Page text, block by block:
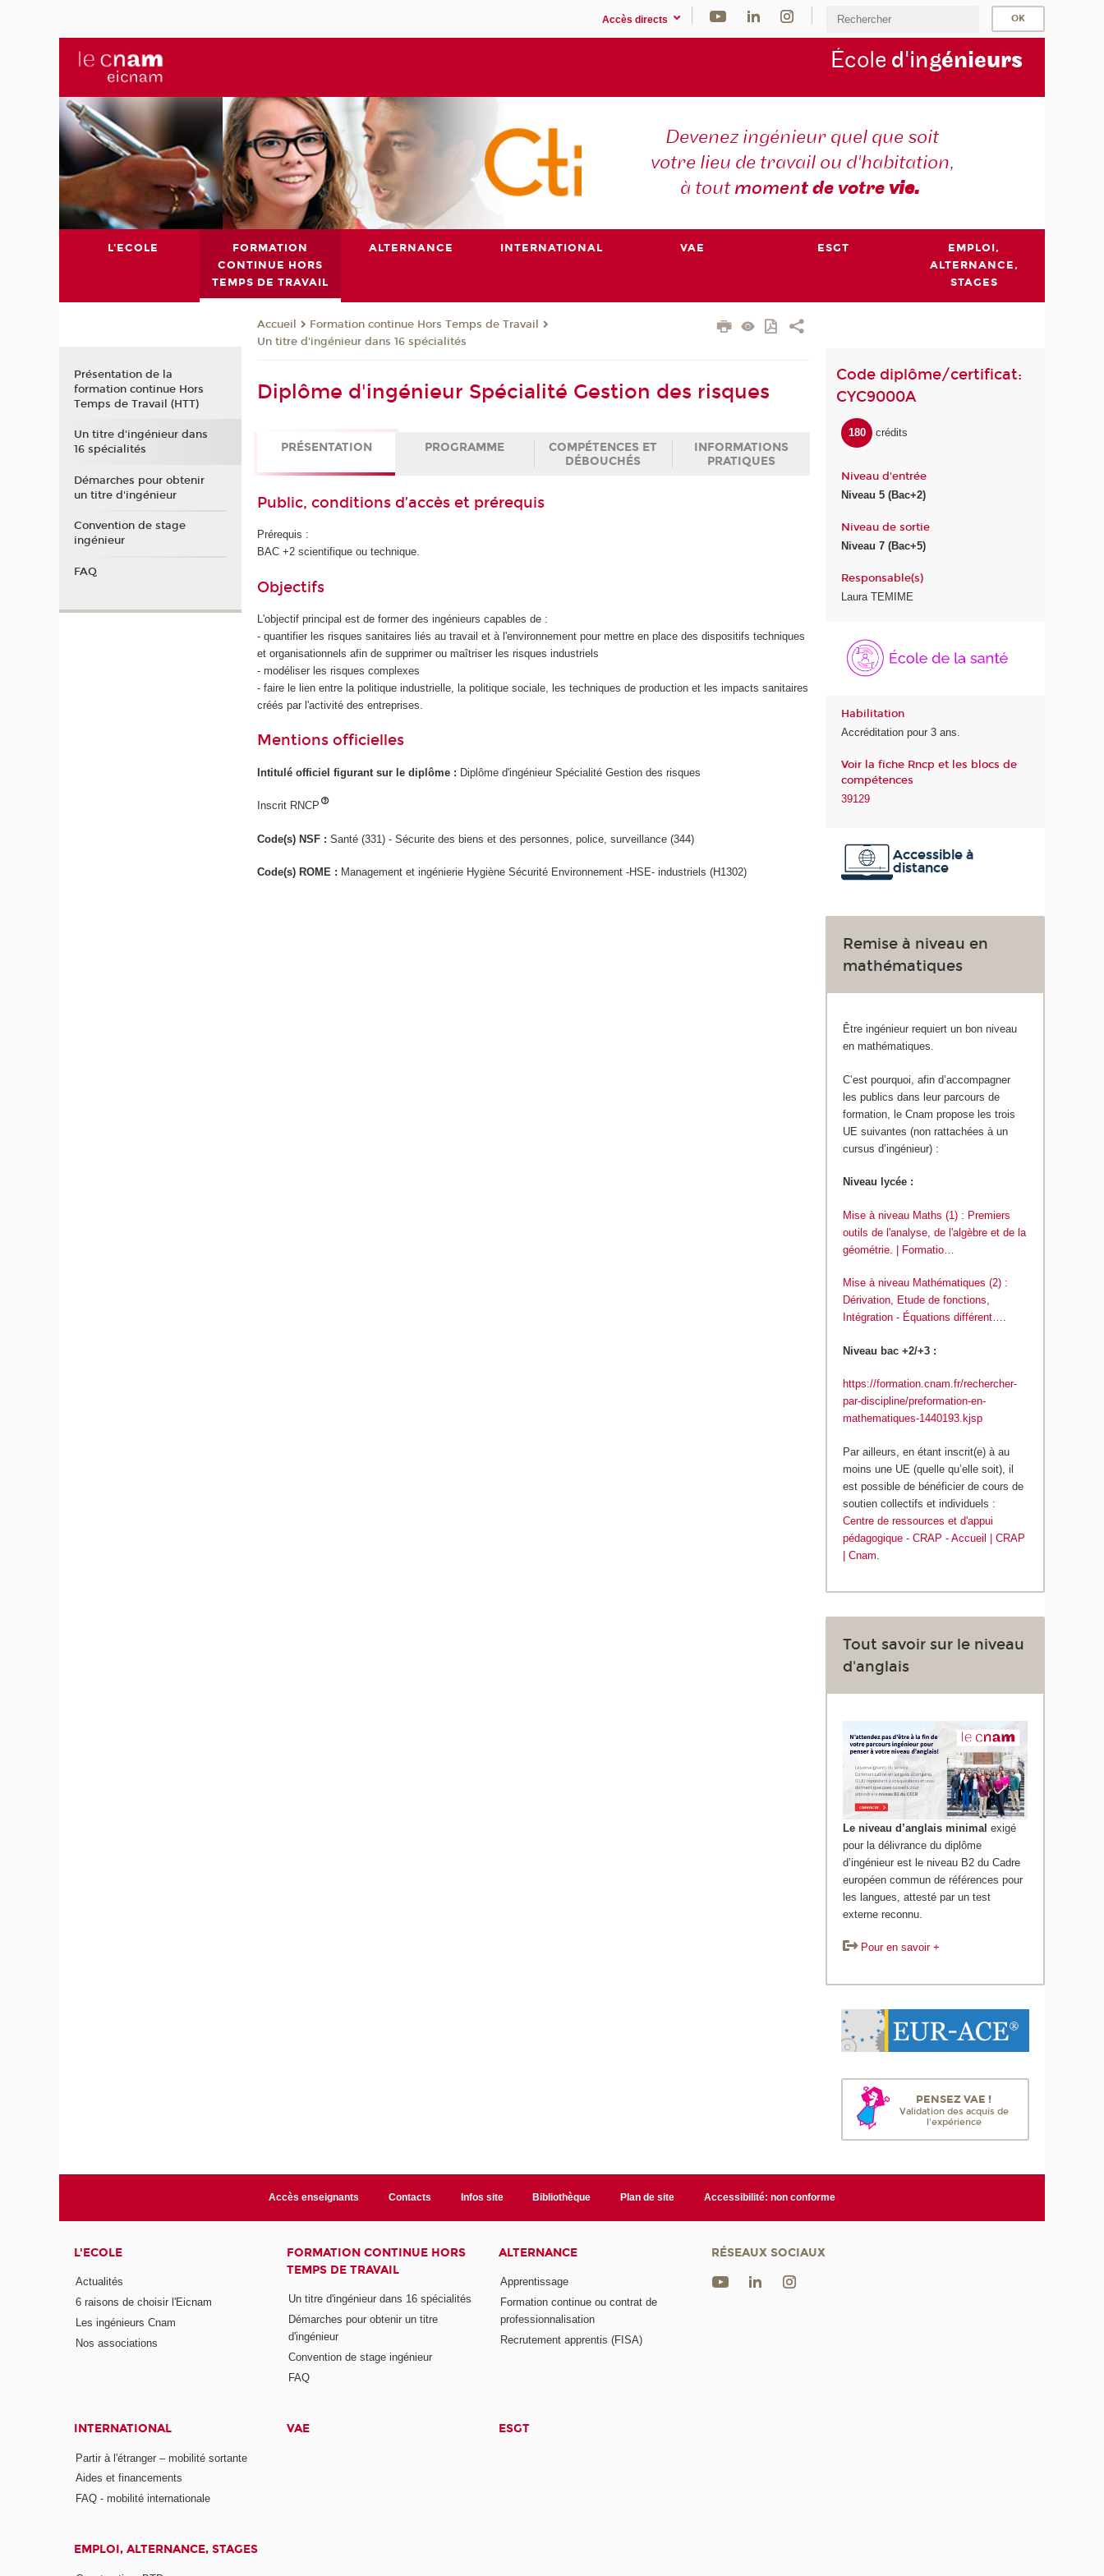
Accès directs
École d'ingénieurs
Devenez ingénieur quel que soit
votre lieu de travail ou d'habitation,
à toutmoment de votrevie.
L'ECOLE
FORMATION
CONTINUE HORS
TEMPS DE TRAVAIL
ALTERNANCE INTERNATIONAL VAE ESGT
EMPLOI,
ALTERNANCE,
STAGES
Accueil
Formation continue Hors Temps de Travail
Un titre d'ingénieur dans 16 spécialités
Diplôme d'ingénieur Spécialité Gestion des risques
PRÉSENTATION PROGRAMME
COMPÉTENCES ET
DÉBOUCHÉS
INFORMATIONS
PRATIQUES
Public, conditions d’accès et prérequis
Prérequis :
BAC +2 scientifique ou technique.
Objectifs
L'objectif principal est de former des ingénieurs capables de :
- quantifier les risques sanitaires liés au travail et à l'environnement pour mettre en place des dispositifs techniques
et organisationnels afin de supprimer ou maîtriser les risques industriels
- modéliser les risques complexes
- faire le lien entre la politique industrielle, la politique sociale, les techniques de production et les impacts sanitaires
créés par l'activité des entreprises.
Mentions officielles
Intitulé officiel figurant sur le diplôme : Diplôme d'ingénieur Spécialité Gestion des risques
Inscrit RNCP
Code(s) NSF :Santé (331) - Sécurite des biens et des personnes, police, surveillance (344)
Code(s) ROME : Management et ingénierie Hygiène Sécurité Environnement -HSE- industriels (H1302)
Code diplôme/certificat:
CYC9000A
180 crédits
Niveau d'entrée
Niveau 5 (Bac+2)
Niveau de sortie
Niveau 7 (Bac+5)
Responsable(s)
Laura TEMIME
Habilitation
Accréditation pour 3 ans.
Voir la fiche Rncp et les blocs de
compétences
39129
Accessible à
distance
Remise à niveau en
mathématiques
Être ingénieur requiert un bon niveau
en mathématiques.
C’est pourquoi, afin d’accompagner
les publics dans leur parcours de
formation, le Cnam propose les trois
UE suivantes (non rattachées à un
cursus d’ingénieur) :
Niveau lycée :
Mise à niveau Maths (1) : Premiers
outils de l'analyse, de l'algèbre et de la
géométrie. | Formatio…
Mise à niveau Mathématiques (2) :
Dérivation, Etude de fonctions,
Intégration - Équations différent….
Niveau bac +2/+3 :
https://formation.cnam.fr/rechercher-
par-discipline/preformation-en-
mathematiques-1440193.kjsp
Par ailleurs, en étant inscrit(e) à au
moins une UE (quelle qu’elle soit), il
est possible de bénéficier de cours de
soutien collectifs et individuels :
Centre de ressources et d'appui
pédagogique - CRAP - Accueil | CRAP
| Cnam
Tout savoir sur le niveau
d'anglais
Le niveau d’anglais minimalexigé
pour la délivrance du diplôme
d’ingénieur est le niveau B2 du Cadre
européen commun de références pour
les langues, attesté par un test
externe reconnu.
Pour en savoir +
PENSEZ VAE !
Validation des acquis de
l'expérience
Présentation de la
formation continue Hors
Temps de Travail (HTT)
Un titre d'ingénieur dans
16 spécialités
Démarches pour obtenir
un titre d'ingénieur
Convention de stage
ingénieur
FAQ
Accès enseignants Contacts Infos site Bibliothèque Plan de site Accessibilité: non conforme
L'ECOLE
Actualités
6 raisons de choisir l'Eicnam
Les ingénieurs Cnam
Nos associations
FORMATION CONTINUE HORS
TEMPS DE TRAVAIL
Un titre d'ingénieur dans 16 spécialités
Démarches pour obtenir un titre
d'ingénieur
Convention de stage ingénieur
FAQ
ALTERNANCE
Apprentissage
Formation continue ou contrat de
professionnalisation
Recrutement apprentis (FISA)
INTERNATIONAL
Partir à l'étranger – mobilité sortante
Aides et financements
FAQ - mobilité internationale
VAE ESGT
EMPLOI, ALTERNANCE, STAGES
RÉSEAUX SOCIAUX